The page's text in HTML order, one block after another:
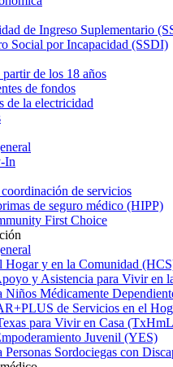
de Ingreso Suplementario
Social por Incapacidad (SSDI)
de los 18 años
de fondos
de la electricidad
In
de servicios
de seguro médico (HIPP)
First Choice
Hogar y en la Comunidad
y Asistencia para Vivir en
Niños Médicamente
de Servicios en el
para Vivir en Casa
Juvenil (YES)
Personas Sordociegas con